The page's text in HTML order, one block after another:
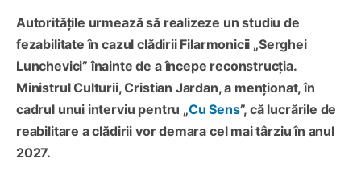
Autoritățile urmează să realizeze un studiu de
fezabilitate în cazul clădirii Filarmonicii „Serghei
Lunchevici” înainte de a începe reconstrucția.
Ministrul Culturii, Cristian Jardan, a menționat, în
cadrul unui interviu pentru „Cu Sens”, că lucrările de
reabilitare a clădirii vor demara cel mai târziu în anul
2027.